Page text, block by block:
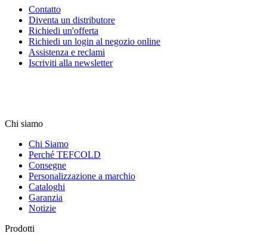
Contatto
Diventa un distributore
Richiedi un'offerta
Richiedi un login al negozio online
Assistenza e reclami
Iscriviti alla newsletter
Chi siamo
Chi Siamo
Perché TEFCOLD
Consegne
Personalizzazione a marchio
Cataloghi
Garanzia
Notizie
Prodotti